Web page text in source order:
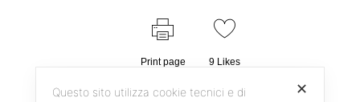
Print page 9Likes
✕
Questo sito utilizza cookie tecnici e di